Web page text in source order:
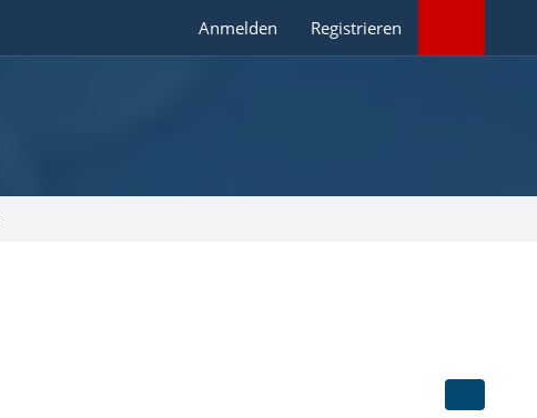
Anmelden Registrieren